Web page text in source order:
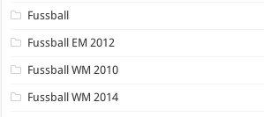
Fussball
Fussball EM 2012
Fussball WM 2010
Fussball WM 2014